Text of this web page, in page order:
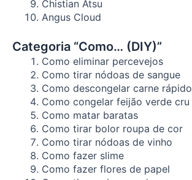
Chistian Atsu
Angus Cloud
Categoria “Como… (DIY)”
Como eliminar percevejos
Como tirar nódoas de sangue
Como descongelar carne rápido
Como congelar feijão verde cru
Como matar baratas
Como tirar bolor roupa de cor
Como tirar nódoas de vinho
Como fazer slime
Como fazer flores de papel